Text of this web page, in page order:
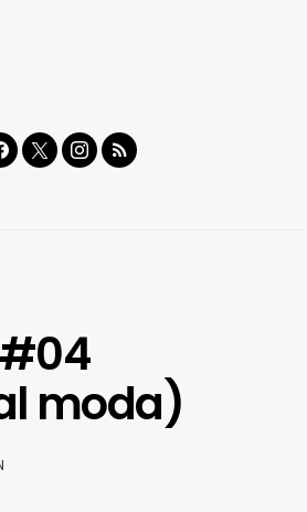
moda)